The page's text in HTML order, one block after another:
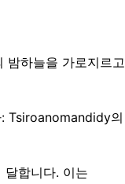
밤하늘을 가로지르고
Tsiroanomandidy의
합니다. 이는